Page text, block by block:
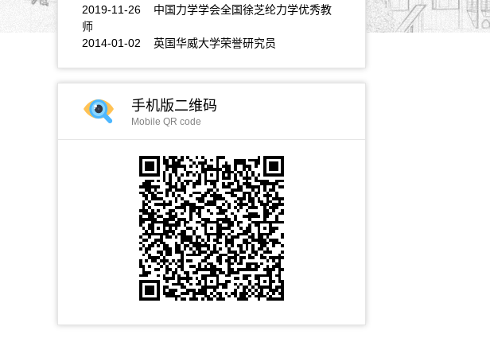
2019-11-26 中国力学学会全国徐芝纶力学优秀教
师
2014-01-02 英国华威大学荣誉研究员
手机版二维码
Mobile QR code